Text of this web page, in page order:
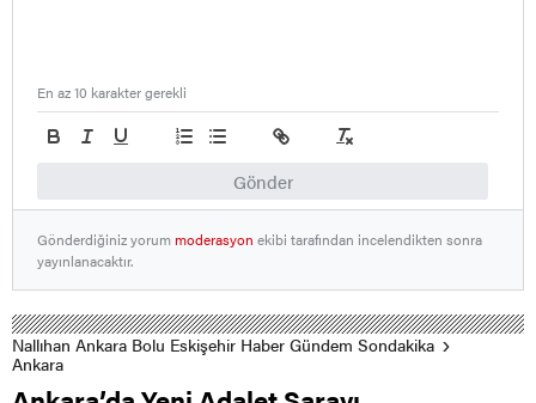
Gönder
En az 10 karakter gerekli
Gönderdiğiniz yorummoderasyon ekibi tarafından incelendikten sonra
yayınlanacaktır.
Nallıhan Ankara Bolu Eskişehir Haber Gündem Sondakika
Ankara